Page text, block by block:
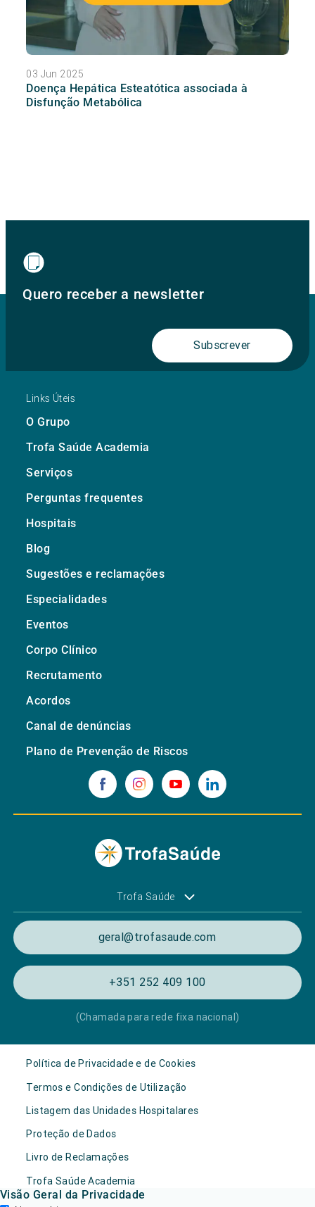
03 Jun 2025
Doença Hepática Esteatótica associada à
Disfunção Metabólica
Quero receber a newsletter
Subscrever
Links Úteis
O Grupo
Trofa Saúde Academia
Serviços
Perguntas frequentes
Hospitais
Blog
Sugestões e reclamações
Especialidades
Eventos
Corpo Clínico
Recrutamento
Acordos
Canal de denúncias
Plano de Prevenção de Riscos
Trofa Saúde
geral@trofasaude.com
+351 252 409 100
(Chamada para rede fixa nacional)
Política de Privacidade e de Cookies
Termos e Condições de Utilização
Listagem das Unidades Hospitalares
Proteção de Dados
Livro de Reclamações
Trofa Saúde Academia
Visão Geral da Privacidade